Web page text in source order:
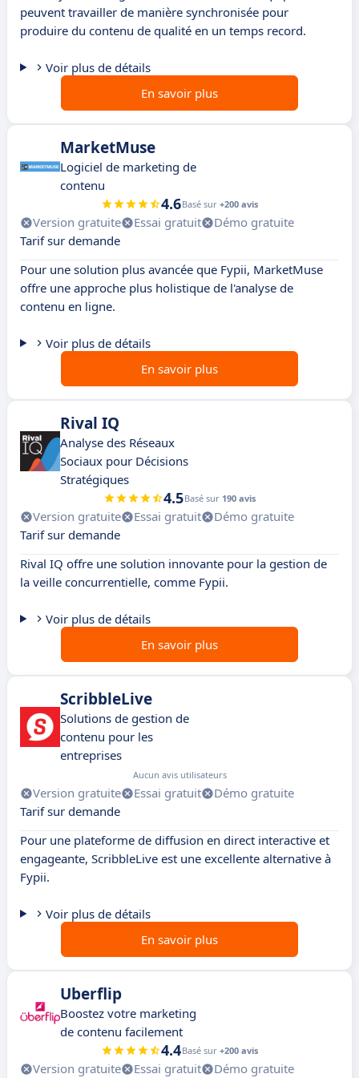
peuvent travailler de manière synchronisée pour
produire du contenu de qualité en un temps record.
Voir plus de détails
En savoir plus
MarketMuse
Logiciel de marketing de
contenu
4.6Basé sur +200 avis
Version gratuite Essai gratuit
Démo gratuite
Tarif sur demande
Pour une solution plus avancée que Fypii, MarketMuse
offre une approche plus holistique de l'analyse de
contenu en ligne.
Voir plus de détails
En savoir plus
Rival IQ
Analyse des Réseaux
Sociaux pour Décisions
Stratégiques
4.5Basé sur 190 avis
Version gratuite Essai gratuit
Démo gratuite
Tarif sur demande
Rival IQ offre une solution innovante pour la gestion de
la veille concurrentielle, comme Fypii.
Voir plus de détails
En savoir plus
ScribbleLive
Solutions de gestion de
contenu pour les
entreprises
Aucun avis utilisateurs
Version gratuite Essai gratuit
Démo gratuite
Tarif sur demande
Pour une plateforme de diffusion en direct interactive et
engageante, ScribbleLive est une excellente alternative à
Fypii.
Voir plus de détails
En savoir plus
Uberflip
Boostez votre marketing
de contenu facilement
4.4Basé sur +200 avis
Version gratuite Essai gratuit
Démo gratuite